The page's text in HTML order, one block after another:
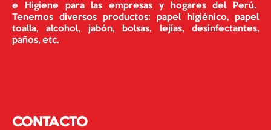
e Higiene para las empresas y hogares del Perú.
Tenemos diversos productos: papel higiénico, papel
toalla, alcohol, jabón, bolsas, lejías, desinfectantes,
paños, etc.
CONTACTO